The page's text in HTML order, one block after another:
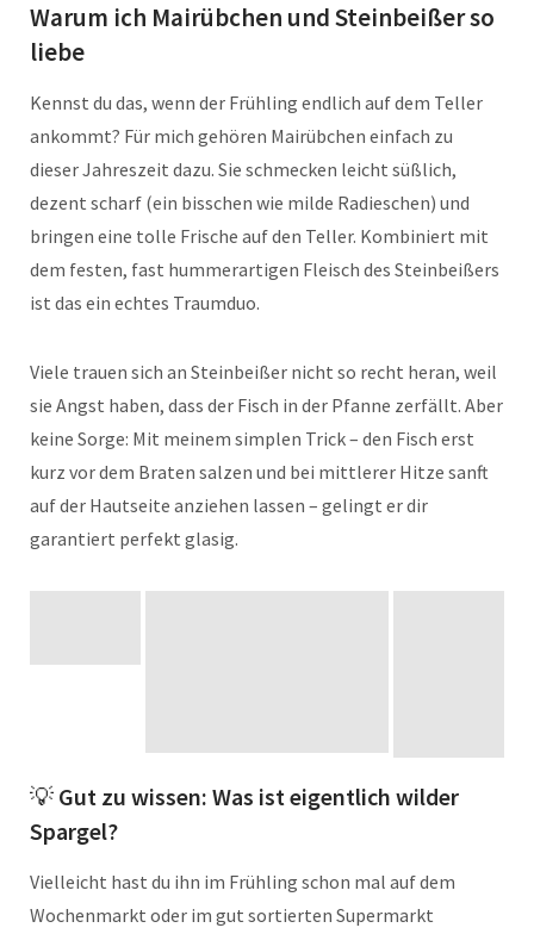
Warum ich Mairübchen und Steinbeißer so
liebe
Kennst du das, wenn der Frühling endlich auf dem Teller
ankommt? Für mich gehören Mairübchen einfach zu
dieser Jahreszeit dazu. Sie schmecken leicht süßlich,
dezent scharf (ein bisschen wie milde Radieschen) und
bringen eine tolle Frische auf den Teller. Kombiniert mit
dem festen, fast hummerartigen Fleisch des Steinbeißers
ist das ein echtes Traumduo.
Viele trauen sich an Steinbeißer nicht so recht heran, weil
sie Angst haben, dass der Fisch in der Pfanne zerfällt. Aber
keine Sorge: Mit meinem simplen Trick – den Fisch erst
kurz vor dem Braten salzen und bei mittlerer Hitze sanft
auf der Hautseite anziehen lassen – gelingt er dir
garantiert perfekt glasig.
💡 Gut zu wissen: Was ist eigentlich wilder
Spargel?
Vielleicht hast du ihn im Frühling schon mal auf dem
Wochenmarkt oder im gut sortierten Supermarkt